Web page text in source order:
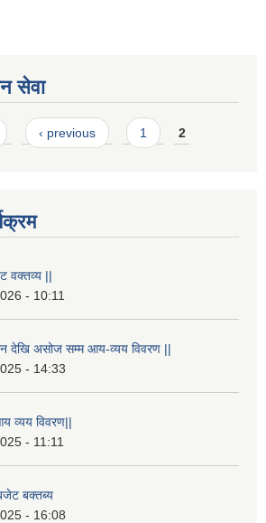
सेवा
‹ previous 1 2
वक्तव्य ||
- 10:11
देखि असोज सम्म आय-व्यय विवरण ||
- 14:33
व्यय विवरण||
- 11:11
बक्तब्य
- 16:08